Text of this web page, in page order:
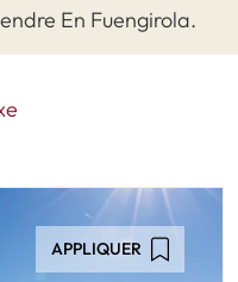
En Fuengirola.
APPLIQUER